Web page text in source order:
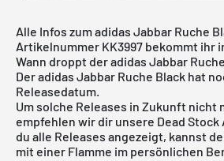
Alle Infos zum adidas Jabbar Ruche
Artikelnummer KK3997 bekommt ihr
Wann droppt der adidas Jabbar
Der adidas Jabbar Ruche Black hat
Releasedatum.
Um solche Releases in Zukunft nicht
empfehlen wir dir unsere Dead Stock
du alle Releases angezeigt, kannst
mit einer Flamme im persönlichen